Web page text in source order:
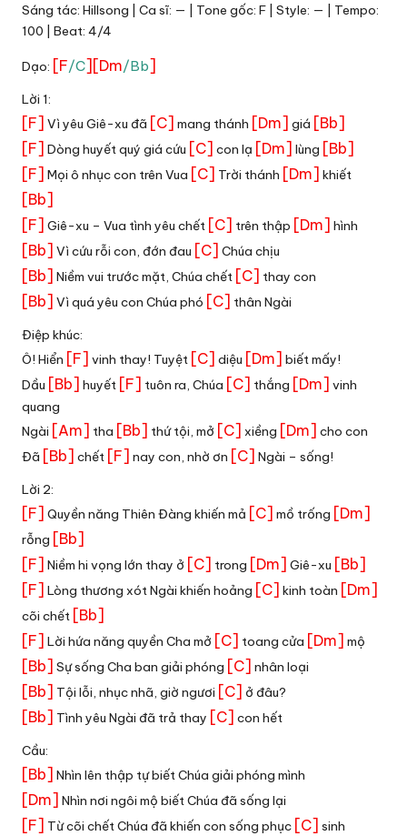
Sáng tác: Hillsong | Ca sĩ: — | Tone gốc: F | Style: — | Tempo:
100 | Beat: 4/4
Dạo: [F/C] [Dm/Bb]
Lời 1:
[F] Vì yêu Giê-xu đã [C] mang thánh [Dm] giá [Bb]
[F] Dòng huyết quý giá cứu [C] con lạ [Dm] lùng [Bb]
[F] Mọi ô nhục con trên Vua [C] Trời thánh [Dm] khiết
[Bb]
[F] Giê-xu – Vua tình yêu chết [C] trên thập [Dm] hình
[Bb] Vì cứu rỗi con, đớn đau [C] Chúa chịu
[Bb] Niềm vui trước mặt, Chúa chết [C] thay con
[Bb] Vì quá yêu con Chúa phó [C] thân Ngài
Điệp khúc:
Ô! Hiển [F] vinh thay! Tuyệt [C] diệu [Dm] biết mấy!
Dầu [Bb] huyết [F] tuôn ra, Chúa [C] thắng [Dm] vinh
quang
Ngài [Am] tha [Bb] thứ tội, mở [C] xiềng [Dm] cho con
Đã [Bb] chết [F] nay con, nhờ ơn [C] Ngài – sống!
Lời 2:
[F] Quyền năng Thiên Đàng khiến mả [C] mồ trống [Dm]
rỗng [Bb]
[F] Niềm hi vọng lớn thay ở [C] trong [Dm] Giê-xu [Bb]
[F] Lòng thương xót Ngài khiến hoảng [C] kinh toàn [Dm]
cõi chết [Bb]
[F] Lời hứa năng quyền Cha mở [C] toang cửa [Dm] mộ
[Bb] Sự sống Cha ban giải phóng [C] nhân loại
[Bb] Tội lỗi, nhục nhã, giờ ngươi [C] ở đâu?
[Bb] Tình yêu Ngài đã trả thay [C] con hết
Cầu:
[Bb] Nhìn lên thập tự biết Chúa giải phóng mình
[Dm] Nhìn nơi ngôi mộ biết Chúa đã sống lại
[F] Từ cõi chết Chúa đã khiến con sống phục [C] sinh